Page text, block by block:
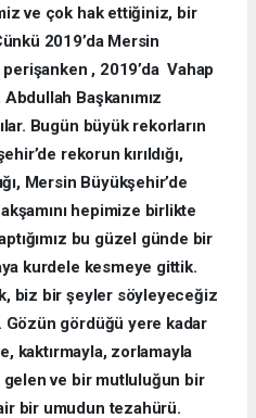
ve çok hak ettiğiniz, bir
2019’da Mersin
, 2019’da Vahap
Başkanımız
Bugün büyük rekorların
rekorun kırıldığı,
Mersin Büyükşehir’de
hepimize birlikte
bu güzel günde bir
kurdele kesmeye gittik.
biz bir şeyler söyleyeceğiz
gördüğü yere kadar
kaktırmayla, zorlamayla
ve bir mutluluğun bir
bir umudun tezahürü.